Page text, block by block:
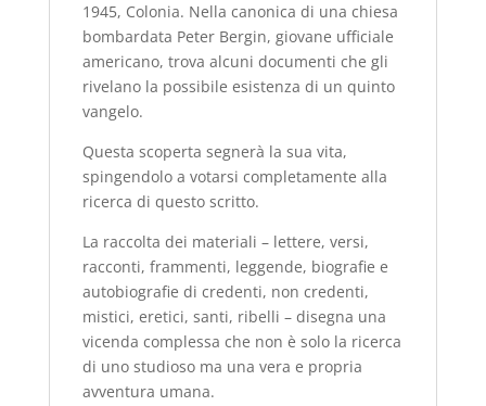
1945, Colonia. Nella canonica di una chiesa
bombardata Peter Bergin, giovane ufficiale
americano, trova alcuni documenti che gli
rivelano la possibile esistenza di un quinto
vangelo.
Questa scoperta segnerà la sua vita,
spingendolo a votarsi completamente alla
ricerca di questo scritto.
La raccolta dei materiali – lettere, versi,
racconti, frammenti, leggende, biografie e
autobiografie di credenti, non credenti,
mistici, eretici, santi, ribelli – disegna una
vicenda complessa che non è solo la ricerca
di uno studioso ma una vera e propria
avventura umana.